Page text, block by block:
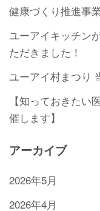
健康づくり推進事
ユーアイキッチン
ただきました！
ユーアイ村まつり
【知っておきたい
催します】
アーカイブ
2026年5月
2026年4月